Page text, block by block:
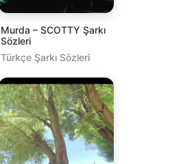
Murda – SCOTTY Şarkı
Sözleri
Türkçe Şarkı Sözleri